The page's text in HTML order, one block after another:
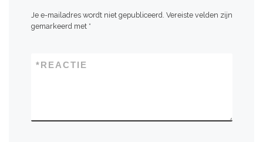
Je e-mailadres wordt niet gepubliceerd. Vereiste velden zijn
gemarkeerd met *
REACTIE
*